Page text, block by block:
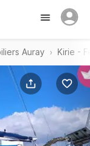
Auray Kirie -